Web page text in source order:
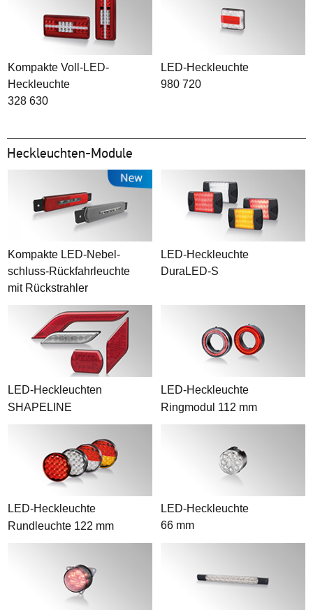
Kompakte Voll-LED-
Heckleuchte
328 630
LED-Heckleuchte
980 720
Heckleuchten-Module
Kompakte LED-Nebel-
schluss-Rückfahrleuchte
mit Rückstrahler
LED-Heckleuchte
DuraLED-S
LED-Heckleuchten
SHAPELINE
LED-Heckleuchte
Ringmodul 112 mm
LED-Heckleuchte
Rundleuchte 122 mm
LED-Heckleuchte
66 mm